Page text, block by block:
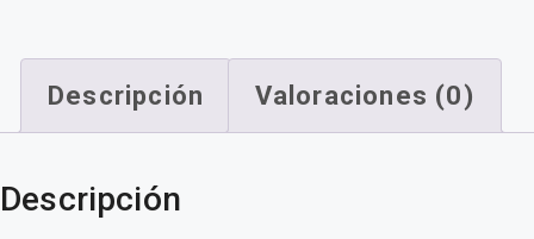
Descripción Valoraciones (0)
Descripción